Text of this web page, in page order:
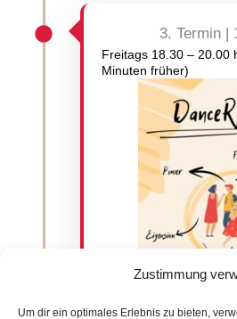
Zustimmung
Um dir ein optimales Erlebnis zu bieten,
3. Termin |
Freitags 18.30 – 20.00
Minuten früher)